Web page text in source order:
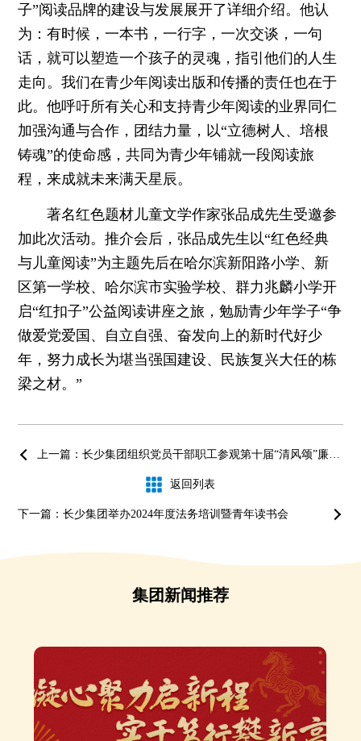
子”阅读品牌的建设与发展展开了详细介绍。他认
为：有时候，一本书，一行字，一次交谈，一句
话，就可以塑造一个孩子的灵魂，指引他们的人生
走向。我们在青少年阅读出版和传播的责任也在于
此。他呼吁所有关心和支持青少年阅读的业界同仁
加强沟通与合作，团结力量，以“立德树人、培根
铸魂”的使命感，共同为青少年铺就一段阅读旅
程，来成就未来满天星辰。
著名红色题材儿童文学作家张品成先生受邀参
加此次活动。推介会后，张品成先生以“红色经典
与儿童阅读”为主题先后在哈尔滨新阳路小学、新
区第一学校、哈尔滨市实验学校、群力兆麟小学开
启“红扣子”公益阅读讲座之旅，勉励青少年学子“争
做爱党爱国、自立自强、奋发向上的新时代好少
年，努力成长为堪当强国建设、民族复兴大任的栋
梁之材。”
上一篇：长少集团组织党员干部职工参观第十届“清风颂”廉政书画展，将党纪学习教育落在实处
返回列表
下一篇：长少集团举办2024年度法务培训暨青年读书会
集团新闻推荐